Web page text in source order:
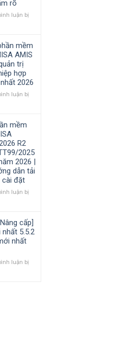
rõ
luận bị
mềm
AMIS
trị
hợp
2026
luận bị
mềm
R2
2025
2026 |
dẫn tải
cài đặt
luận bị
cấp]
5.5.2
nhất
luận bị